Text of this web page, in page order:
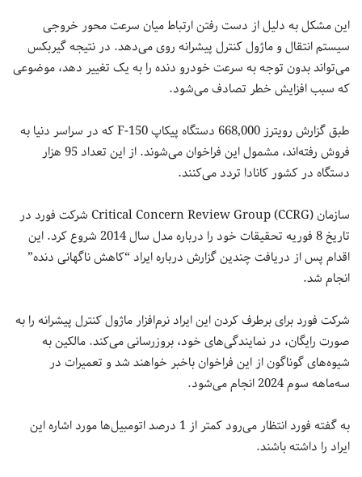
این مشکل به دلیل از دست رفتن ارتباط میان سرعت محور خروجی
سیستم انتقال و ماژول کنترل پیشرانه روی می‌دهد. در نتیجه گیربکس
می‌تواند بدون توجه به سرعت خودرو دنده را به یک تغییر دهد، موضوعی
که سبب افزایش خطر تصادف می‌شود.
طبق گزارش رویترز 668,000 دستگاه پیکاپ F-150 که در سراسر دنیا به
فروش رفته‌اند، مشمول این فراخوان می‌شوند. از این تعداد 95 هزار
دستگاه در کشور کانادا تردد می‌کنند.
سازمان Critical Concern Review Group (CCRG) شرکت فورد در
تاریخ 8 فوریه تحقیقات خود را درباره مدل سال 2014 شروع کرد. این
اقدام پس از دریافت چندین گزارش درباره ایراد “کاهش ناگهانی دنده”
انجام شد.
شرکت فورد برای برطرف کردن این ایراد نرم‌‌افزار ماژول کنترل پیشرانه را به
صورت رایگان، در نمایندگی‌های خود، بروزرسانی می‌کند. مالکین به
شیوه‌های گوناگون از این فراخوان باخبر خواهند شد و تعمیرات در
سه‌ماهه سوم 2024 انجام می‌شود.
به گفته فورد انتظار می‌رود کمتر از 1 درصد اتومبیل‌ها مورد اشاره این
ایراد را داشته باشند.